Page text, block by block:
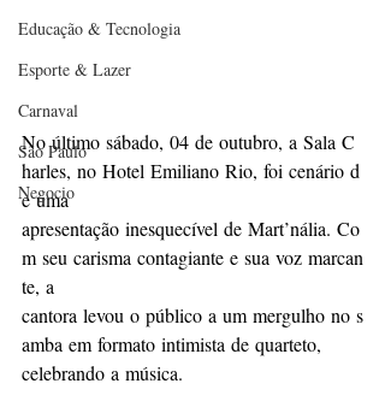
Educação & Tecnologia
Esporte & Lazer
Carnaval
São Paulo
Negocio
No último sábado, 04 de outubro, a Sala C
harles, no Hotel Emiliano Rio, foi cenário d
e uma
apresentação inesquecível de Mart’nália. Co
m seu carisma contagiante e sua voz marcan
te, a
cantora levou o público a um mergulho no s
amba em formato intimista de quarteto,
celebrando a música.